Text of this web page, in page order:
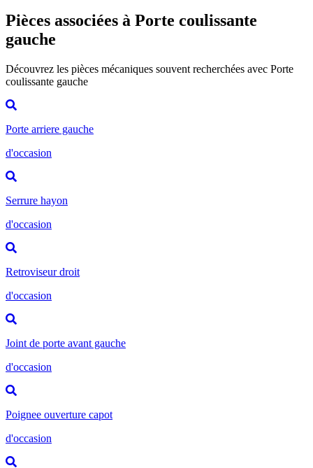
Pièces associées à Porte coulissante
gauche
Découvrez les pièces mécaniques souvent recherchées avec Porte
coulissante gauche
Porte arriere gauche
d'occasion
Serrure hayon
d'occasion
Retroviseur droit
d'occasion
Joint de porte avant gauche
d'occasion
Poignee ouverture capot
d'occasion